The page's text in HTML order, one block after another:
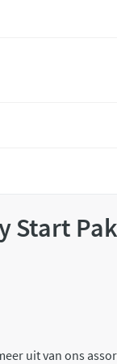
Start
uit van ons